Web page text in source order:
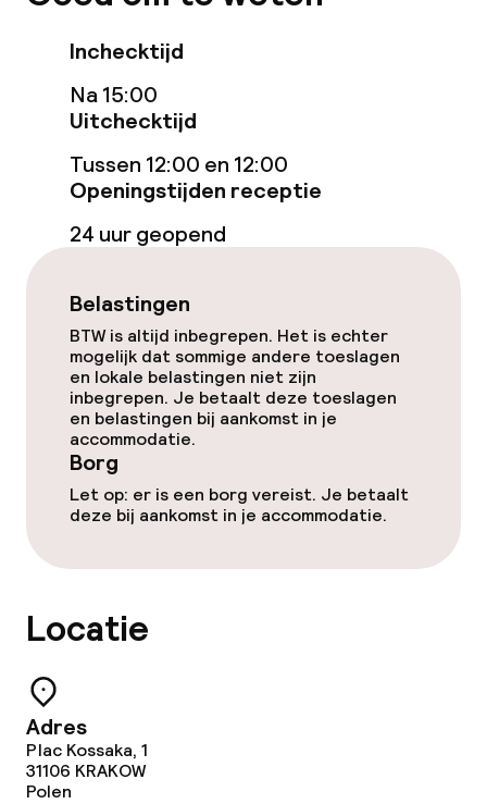
Massage
Fitnessruimte / gym
Entertainment
Gratis wifi
Zonneterras
Eet- en drinkgelegenheden
Restaurant
Eet- en drinkdiensten
Lunchbuffet
Lunch à la carte
Inchecktijd
Na 15:00
Uitchecktijd
Tussen 12:00 en 12:00
Openingstijden receptie
24 uur geopend
Belastingen
BTW is altijd inbegrepen. Het is echter
mogelijk dat sommige andere toeslagen
en lokale belastingen niet zijn
inbegrepen. Je betaalt deze toeslagen
en belastingen bij aankomst in je
accommodatie.
Borg
Let op: er is een borg vereist. Je betaalt
deze bij aankomst in je accommodatie.
Locatie
Adres
Plac Kossaka, 1
31106 KRAKOW
Polen